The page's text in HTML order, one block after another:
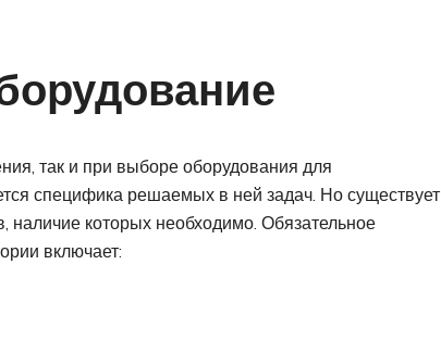
так и при выборе оборудования для
специфика решаемых в ней задач. Но существует
наличие которых необходимо. Обязательное
включает: